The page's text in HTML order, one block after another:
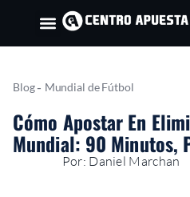
Blog - Mundial de Fútbol
Cómo Apostar En
Mundial: 90 Minutos,
Por: Daniel Marchan